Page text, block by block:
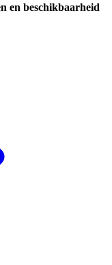
en beschikbaarheid